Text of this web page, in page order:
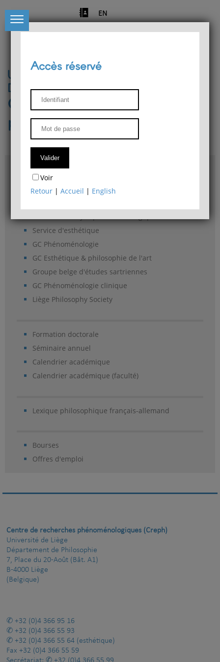
EN
Université de Liège
Département de philosophie
Centre de recherches
phénoménologiques
Accès & plans
Bibliothèque du Département de philosophie
Service d'esthétique
GC Phénoménologie
GC Esthétique & philosophie de l'art
Groupe belge d'études sartriennes
GC Phénoménologie clinique
Liège Philosophy Society
Formation doctorale
Séminaire annuel
Calendrier académique
Calendrier académique (faculté)
Lexique philosophique français-allemand
Bourses
Offres d'emploi
Accès réservé
Voir
Retour |Accueil | English
Centre de recherches phénoménologiques (Creph)
Université de Liège
Département de Philosophie
7, Place du 20-Août (Bât. A1)
B-4000 Liège
(Belgique)
+32 (0)4 366 95 16
+32 (0)4 366 55 93
+32 (0)4 366 55 64 (esthétique)
Fax +32 (0)4 366 55 59